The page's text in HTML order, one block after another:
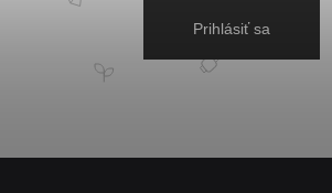
Prihlásiť sa